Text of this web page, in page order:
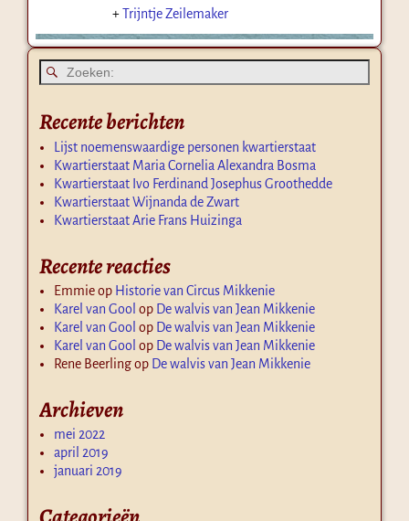
+Trijntje Zeilemaker
Recente berichten
Lijst noemenswaardige personen kwartierstaat
Kwartierstaat Maria Cornelia Alexandra Bosma
Kwartierstaat Ivo Ferdinand Josephus Groothedde
Kwartierstaat Wijnanda de Zwart
Kwartierstaat Arie Frans Huizinga
Recente reacties
Emmieop Historie van Circus Mikkenie
Karel van Gool op De walvis van Jean Mikkenie
Karel van Gool op De walvis van Jean Mikkenie
Karel van Gool op De walvis van Jean Mikkenie
Rene Beerlingop De walvis van Jean Mikkenie
Archieven
mei 2022
april 2019
januari 2019